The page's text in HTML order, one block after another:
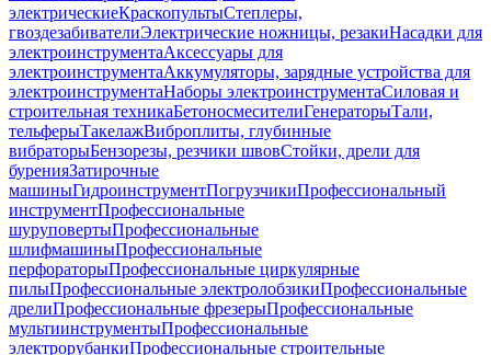
электрическиеКраскопультыСтеплеры,
гвоздезабивателиЭлектрические ножницы, резакиНасадки для
электроинструментаАксессуары для
электроинструментаАккумуляторы, зарядные устройства для
электроинструментаНаборы электроинструментаСиловая и
строительная техникаБетоносмесителиГенераторыТали,
тельферыТакелажВиброплиты, глубинные
вибраторыБензорезы, резчики швовСтойки, дрели для
буренияЗатирочные
машиныГидроинструментПогрузчикиПрофессиональный
инструментПрофессиональные
шуруповертыПрофессиональные
шлифмашиныПрофессиональные
перфораторыПрофессиональные циркулярные
пилыПрофессиональные электролобзикиПрофессиональные
дрелиПрофессиональные фрезерыПрофессиональные
мультиинструментыПрофессиональные
электрорубанкиПрофессиональные строительные